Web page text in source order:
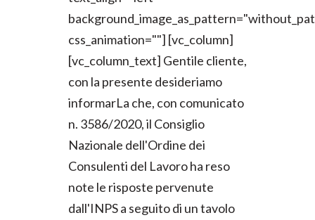
css_animation=""] [vc_column]
[vc_column_text] Gentile cliente,
con la presente desideriamo
informarLa che, con comunicato
n. 3586/2020, il Consiglio
Nazionale dell'Ordine dei
Consulenti del Lavoro ha reso
note le risposte pervenute
dall'INPS a seguito di un tavolo